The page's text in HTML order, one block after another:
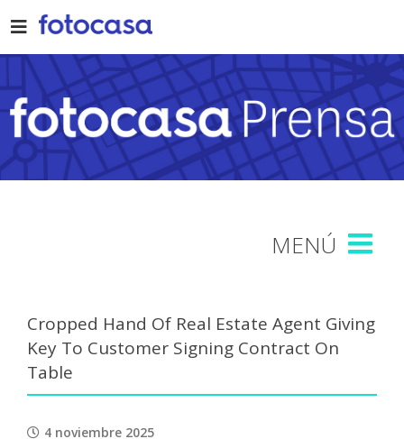
to
content
Cropped Hand Of Real Estate Agent Giving
Key To Customer Signing Contract On
Table
4 noviembre 2025